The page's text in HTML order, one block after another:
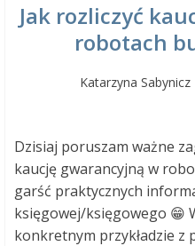
Jak rozliczyć
robotach
Katarzyna Sabynicz
Dzisiaj poruszam ważne
kaucję gwarancyjną w
garść praktycznych
księgowej/księgowego 😁
konkretnym przykładzie z